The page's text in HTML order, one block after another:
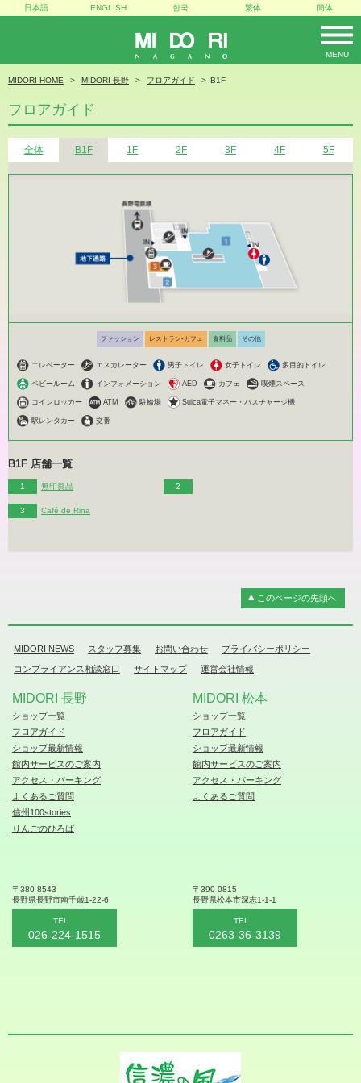
MIDORI
MENU
日本語 ENGLISH 한국 繁体 簡体
MIDORI HOME MIDORI 長野 フロアガイド B1F
フロアガイド
全体 B1F 1F 2F 3F 4F 5F
文
ファッション レストラン•カフェ 食料品 その他
エレベーター エスカレーター 男子トイレ 女子トイレ 多目的トイレ
ベビールーム インフォメーション AED カフェ 喫煙スペース
コインロッカー ATM 駐輪場 Suica電子マネー・バスチャージ機
駅レンタカー 交番
B1F 店舗一覧
無印良品
Café de Rina
このページの先頭へ
MIDORI NEWS スタッフ募集 お問い合わせ プライバシーポリシー
コンプライアンス相談窓口 サイトマップ 運営会社情報
MIDORI 長野
ショップ一覧
フロアガイド
ショップ最新情報
館内サービスのご案内
アクセス・パーキング
よくあるご質問
信州100stories
りんごのひろば
〒380-8543
長野県長野市南千歳1-22-6
TEL
026-224-1515
MIDORI 松本
ショップ一覧
フロアガイド
ショップ最新情報
館内サービスのご案内
アクセス・パーキング
よくあるご質問
〒390-0815
長野県松本市深志1-1-1
TEL
0263-36-3139